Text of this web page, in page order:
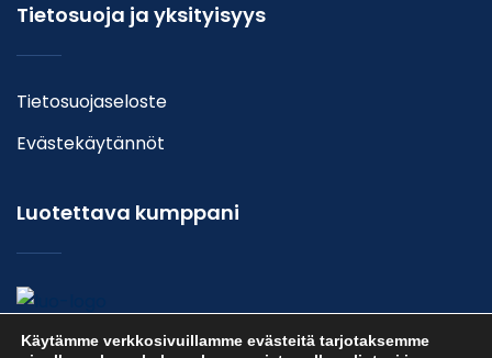
Tietosuoja ja yksityisyys
Tietosuojaseloste
Evästekäytännöt
Luotettava kumppani
Käytämme verkkosivuillamme evästeitä tarjotaksemme